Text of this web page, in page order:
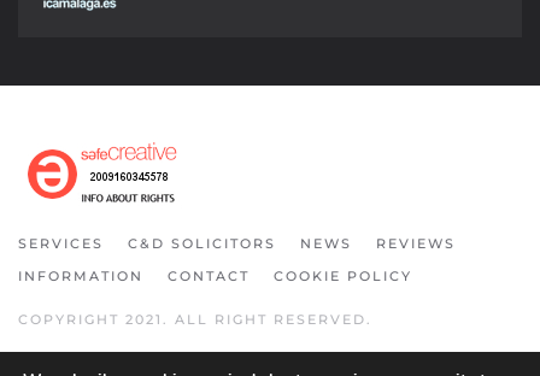
SERVICES C&D SOLICITORS NEWS
REVIEWS
INFORMATION
CONTACT COOKIE POLICY
COPYRIGHT 2021. ALL RIGHT RESERVED.